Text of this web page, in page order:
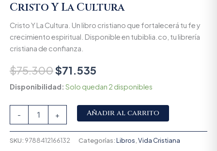
Cristo Y La Cultura
Cristo Y La Cultura. Un libro cristiano que fortalecerá tu fe y
crecimiento espiritual. Disponible en tubiblia.co, tu librería
cristiana de confianza.
$75.300$71.535
Disponibilidad: Solo quedan 2 disponibles
- + Añadir al carrito
SKU: 9788412166132 Categorías:Libros Vida Cristiana